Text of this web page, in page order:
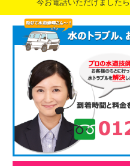
今お電話いただけましたら